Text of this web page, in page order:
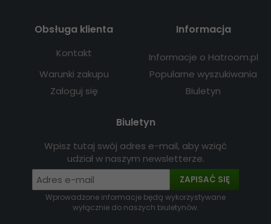
Obsługa klienta
Kontakt
Warunki zakupu
Zaloguj się
Informacja
Informacje o Hatroom.pl
Popularne wyszukiwania
Biuletyn
Biuletyn
Wpisz tutaj swój adres e-mail, aby wziąć
udział w naszym newsletterze.
ZAPISAĆ SIĘ
Wprowadzone informacje będą wykorzystywane
wyłącznie do naszych biuletynów.